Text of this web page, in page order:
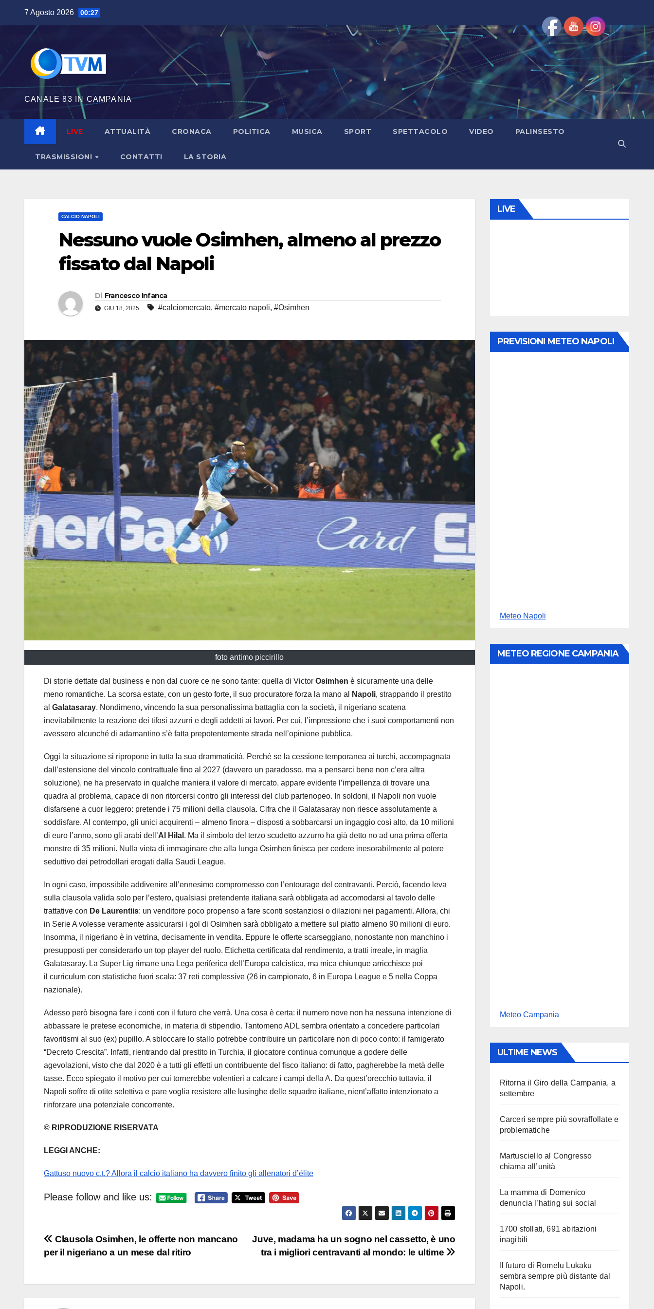
contenuto
7 Agosto 2026 00:27
CANALE 83 IN CAMPANIA
LIVE ATTUALITÀ CRONACA POLITICA MUSICA SPORT SPETTACOLO VIDEO PALINSESTO
TRASMISSIONI CONTATTI LA STORIA
CALCIO NAPOLI
Nessuno vuole Osimhen, almeno al prezzo
fissato dal Napoli
Di Francesco Infanca
GIU 18, 2025 #calciomercato, #mercato napoli, #Osimhen
foto antimo piccirillo
Di storie dettate dal business e non dal cuore ce ne sono tante: quella di Victor Osimhen è sicuramente una delle
meno romantiche. La scorsa estate, con un gesto forte, il suo procuratore forza la mano al
Napoli, strappando il prestito
al Galatasaray. Nondimeno, vincendo la sua personalissima battaglia con la società, il nigeriano scatena
inevitabilmente la reazione dei tifosi azzurri e degli addetti ai lavori. Per cui, l’impressione che i suoi comportamenti non
avessero alcunché di adamantino s’è fatta prepotentemente strada nell’opinione pubblica.
Oggi la situazione si ripropone in tutta la sua drammaticità. Perché se la cessione temporanea ai turchi, accompagnata
dall’estensione del vincolo contrattuale fino al 2027 (davvero un paradosso, ma a pensarci bene non c’era altra
soluzione), ne ha preservato in qualche maniera il valore di mercato, appare evidente l’impellenza di trovare una
quadra al problema, capace di non ritorcersi contro gli interessi del club partenopeo. In soldoni, il Napoli non vuole
disfarsene a cuor leggero: pretende i 75 milioni della clausola. Cifra che il Galatasaray non riesce assolutamente a
soddisfare. Al contempo, gli unici acquirenti – almeno finora – disposti a sobbarcarsi un ingaggio così alto, da 10 milioni
di euro l’anno, sono gli arabi dell’Al Hilal . Ma il simbolo del terzo scudetto azzurro ha già detto no ad una prima offerta
monstre di 35 milioni. Nulla vieta di immaginare che alla lunga Osimhen finisca per cedere inesorabilmente al potere
seduttivo dei petrodollari erogati dalla Saudi League.
In ogni caso, impossibile addivenire all’ennesimo compromesso con l’entourage del centravanti. Perciò, facendo leva
sulla clausola valida solo per l’estero, qualsiasi pretendente italiana sarà obbligata ad accomodarsi al tavolo delle
trattative con De Laurentiis: un venditore poco propenso a fare sconti sostanziosi o dilazioni nei pagamenti. Allora, chi
in Serie A volesse veramente assicurarsi i gol di Osimhen sarà obbligato a mettere sul piatto almeno 90 milioni di euro.
Insomma, il nigeriano è in vetrina, decisamente in vendita. Eppure le offerte scarseggiano, nonostante non manchino i
presupposti per considerarlo un top player del ruolo. Etichetta certificata dal rendimento, a tratti irreale, in maglia
Galatasaray. La Super Lig rimane una Lega periferica dell’Europa calcistica, ma mica chiunque arricchisce poi
il curriculum con statistiche fuori scala: 37 reti complessive (26 in campionato, 6 in Europa League e 5 nella Coppa
nazionale).
Adesso però bisogna fare i conti con il futuro che verrà. Una cosa è certa: il numero nove non ha nessuna intenzione di
abbassare le pretese economiche, in materia di stipendio. Tantomeno ADL sembra orientato a concedere particolari
favoritismi al suo (ex) pupillo. A sbloccare lo stallo potrebbe contribuire un particolare non di poco conto: il famigerato
“Decreto Crescita”. Infatti, rientrando dal prestito in Turchia, il giocatore continua comunque a godere delle
agevolazioni, visto che dal 2020 è a tutti gli effetti un contribuente del fisco italiano: di fatto, pagherebbe la metà delle
tasse. Ecco spiegato il motivo per cui tornerebbe volentieri a calcare i campi della A. Da quest’orecchio tuttavia, il
Napoli soffre di otite selettiva e pare voglia resistere alle lusinghe delle squadre italiane, nient’affatto intenzionato a
rinforzare una potenziale concorrente.
© RIPRODUZIONE RISERVATA
LEGGI ANCHE:
Gattuso nuovo c.t.? Allora il calcio italiano ha davvero finito gli allenatori d’élite
Please follow and like us:
Navigazione
articoli
Juve, madama ha un sogno nel cassetto, è uno
tra i migliori centravanti al mondo: le ultime
Clausola Osimhen, le offerte non mancano
per il nigeriano a un mese dal ritiro
LIVE
PREVISIONI METEO NAPOLI
Meteo Napoli
METEO REGIONE CAMPANIA
Meteo Campania
ULTIME NEWS
Ritorna il Giro della Campania, a
settembre
Carceri sempre più sovraffollate e
problematiche
Martusciello al Congresso
chiama all’unità
La mamma di Domenico
denuncia l’hating sui social
1700 sfollati, 691 abitazioni
inagibili
Il futuro di Romelu Lukaku
sembra sempre più distante dal
Napoli.